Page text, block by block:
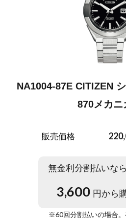
NA1004-87E CITIZEN
870メカニ
販売価格
無金利分割払いな
3,600 円から
※60回分割払いの場合